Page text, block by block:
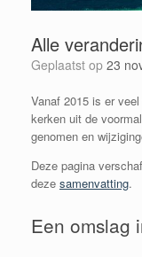
Alle
Geplaatst op 23
Vanaf 2015 is er
kerken uit de
genomen en
Deze pagina
deze samenvatting.
Een omslag